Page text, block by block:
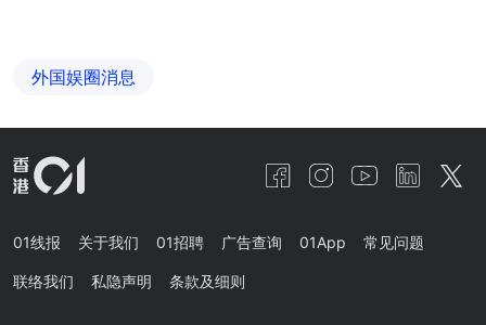
外国娱圈消息
01线报 关于我们 01招聘 广告查询 01App 常见问题
联络我们 私隐声明 条款及细则